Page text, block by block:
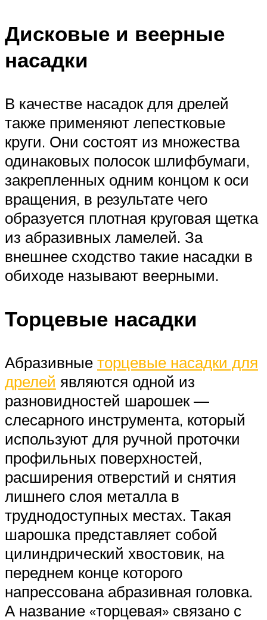
Дисковые и веерные
насадки
В качестве насадок для дрелей
также применяют лепестковые
круги. Они состоят из множества
одинаковых полосок шлифбумаги,
закрепленных одним концом к оси
вращения, в результате чего
образуется плотная круговая щетка
из абразивных ламелей. За
внешнее сходство такие насадки в
обиходе называют веерными.
Торцевые насадки
Абразивные торцевые насадки для
дрелей являются одной из
разновидностей шарошек —
слесарного инструмента, который
используют для ручной проточки
профильных поверхностей,
расширения отверстий и снятия
лишнего слоя металла в
труднодоступных местах. Такая
шарошка представляет собой
цилиндрический хвостовик, на
переднем конце которого
напрессована абразивная головка.
А название «торцевая» связано с